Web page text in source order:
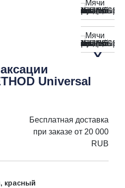
Universal
Бесплатная доставка
при заказе от 20 000
RUB
красный